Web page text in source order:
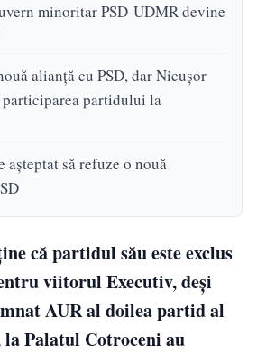
minoritar PSD-UDMR devine
alianță cu PSD, dar Nicușor
participarea partidului la
să refuze o nouă
că partidul său este exclus
viitorul Executiv, deși
AUR al doilea partid al
Palatul Cotroceni au